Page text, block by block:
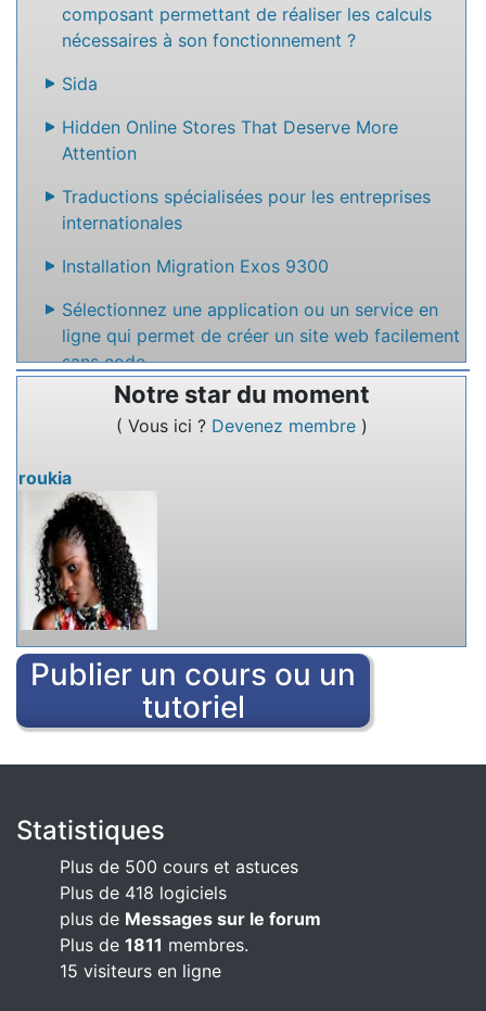
composant permettant de réaliser les calculs
nécessaires à son fonctionnement ?
Sida
Hidden Online Stores That Deserve More
Attention
Traductions spécialisées pour les entreprises
internationales
Installation Migration Exos 9300
Sélectionnez une application ou un service en
ligne qui permet de créer un site web facilement
sans code
Nommez un service en ligne qui permet de
rédiger des textes à plusieurs.
Notre star du moment
( Vous ici ? Devenez membre )
roukia
Publier un cours ou un
tutoriel
Statistiques
Plus de 500 cours et astuces
Plus de 418 logiciels
plus de Messages sur le forum
Plus de 1811 membres.
15 visiteurs en ligne